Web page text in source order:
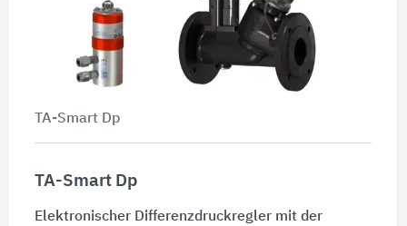
TA-Smart Dp
TA-Smart Dp
Elektronischer Differenzdruckregler mit der